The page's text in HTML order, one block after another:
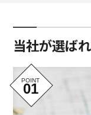
当社が選ば